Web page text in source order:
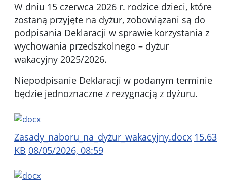
W dniu 15 czerwca 2026 r. rodzice dzieci, które
zostaną przyjęte na dyżur, zobowiązani są do
podpisania Deklaracji w sprawie korzystania z
wychowania przedszkolnego – dyżur
wakacyjny 2025/2026.
Niepodpisanie Deklaracji w podanym terminie
będzie jednoznaczne z rezygnacją z dyżuru.
Zasady_naboru_na_dyżur_wakacyjny.docx 15.63
KB 08/05/2026, 08:59